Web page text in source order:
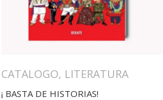
CATALOGO, LITERATURA
¡ BASTA DE HISTORIAS!